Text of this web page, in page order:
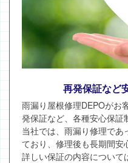
再発保証など
雨漏り屋根修理DEPOがお
発保証など、各種安心保証
当社では、雨漏り修理であ
ており、修理後も長期間安
詳しい保証の内容について